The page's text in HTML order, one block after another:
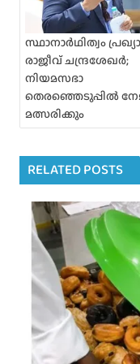
g
a
t
o
സ്ഥാനാര്‍ഥിത്വം
രാജീവ് ചന്ദ്രശേഖര്‍;
നിയമസഭാ
തെരഞ്ഞെടുപ്പില്‍
മത്സരിക്കും
RELATED POSTS